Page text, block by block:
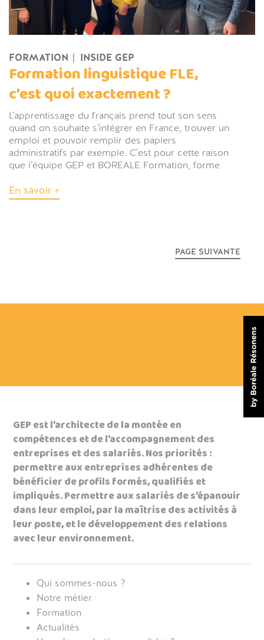
FORMATION INSIDE GEP
Formation linguistique FLE,
c’est quoi exactement ?
L’apprentissage du français prend tout son sens
quand on souhaite s’intégrer en France, trouver un
emploi et pouvoir remplir des papiers
administratifs par exemple. C’est pour cette raison
que l’équipe GEP et BOREALE Formation, forme
En savoir +
PAGE SUIVANTE
GEP est l’architecte de la montée en
compétences et de l'accompagnement des
entreprises et des salariés. Nos priorités :
permettre aux entreprises adhérentes de
bénéficier de profils formés, qualifiés et
impliqués. Permettre aux salariés de s'épanouir
dans leur emploi, par la maîtrise des activités à
leur poste, et le développement des relations
avec leur environnement.
Qui sommes-nous ?
Notre métier
Formation
Actualités